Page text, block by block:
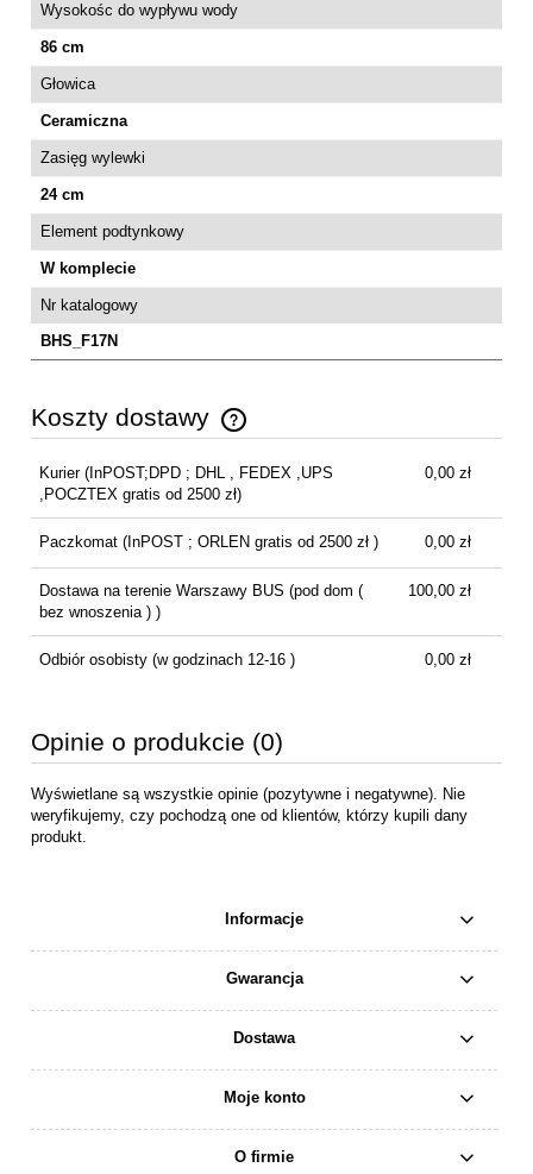
Wysokośc do wypływu wody
86 cm
Głowica
Ceramiczna
Zasięg wylewki
24 cm
Element podtynkowy
W komplecie
Nr katalogowy
BHS_F17N
Koszty dostawy
Cena nie zawiera ewentualnych kosztów płatności
Kurier (InPOST;DPD ; DHL , FEDEX ,UPS
,POCZTEX gratis od 2500 zł)
0,00 zł
Paczkomat (InPOST ; ORLEN gratis od 2500 zł ) 0,00 zł
Dostawa na terenie Warszawy BUS (pod dom (
bez wnoszenia ) )
100,00 zł
Odbiór osobisty(w godzinach 12-16 ) 0,00 zł
Opinie o produkcie (0)
Wyświetlane są wszystkie opinie (pozytywne i negatywne). Nie
weryfikujemy, czy pochodzą one od klientów, którzy kupili dany
produkt.
Informacje
Gwarancja
Dostawa
Moje konto
O firmie